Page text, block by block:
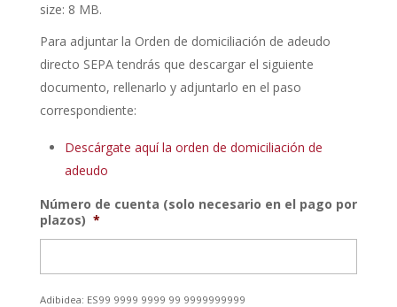
size: 8 MB.
Para adjuntar la Orden de domiciliación de adeudo
directo SEPA tendrás que descargar el siguiente
documento, rellenarlo y adjuntarlo en el paso
correspondiente:
Descárgate aquí la orden de domiciliación de
adeudo
Número de cuenta (solo necesario en el pago por
plazos) *
Adibidea: ES99 9999 9999 99 9999999999